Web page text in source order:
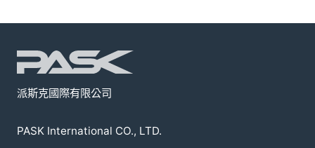
派斯克國際有限公司
PASK International CO., LTD.